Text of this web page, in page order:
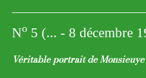
No 5 (... - 8 décembre
Véritable portrait de